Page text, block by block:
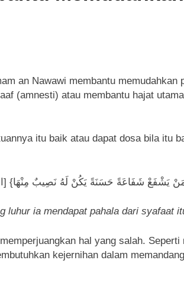
Ada, Bolehkah Dibeli? MUI Sulsel
SUMUR ZAMZAM, NISCAYA KAMU
Bangun Kolaborasi dengan UNM,
an Nawawi membantu memudahkan
(amnesti) atau membantu hajat
itu baik atau dapat dosa bila itu
luhur ia mendapat pahala dari syafaat
hal yang salah. Seperti
kejernihan dalam